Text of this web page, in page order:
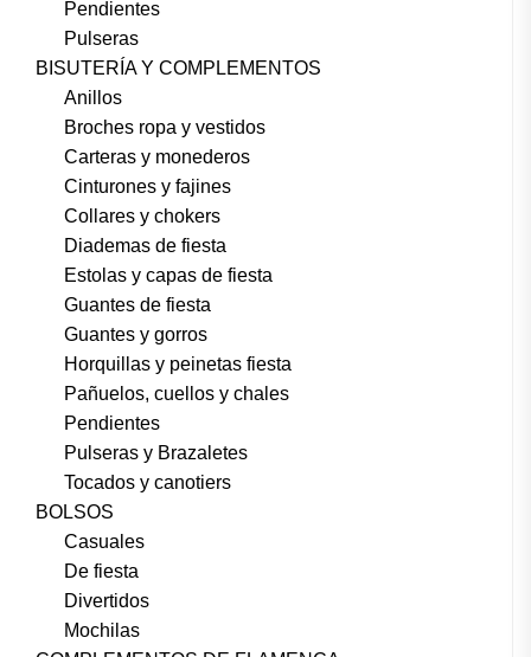
Pendientes
Pulseras
BISUTERÍA Y COMPLEMENTOS
Anillos
Broches ropa y vestidos
Carteras y monederos
Cinturones y fajines
Collares y chokers
Diademas de fiesta
Estolas y capas de fiesta
Guantes de fiesta
Guantes y gorros
Horquillas y peinetas fiesta
Pañuelos, cuellos y chales
Pendientes
Pulseras y Brazaletes
Tocados y canotiers
BOLSOS
Casuales
De fiesta
Divertidos
Mochilas